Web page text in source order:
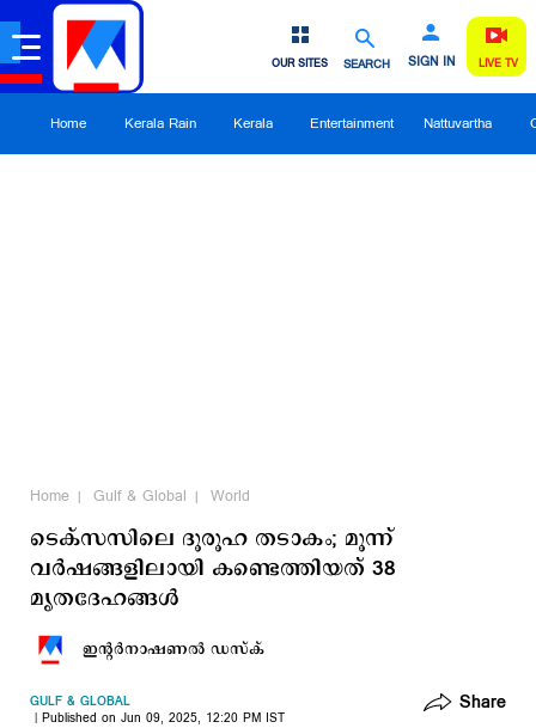
SEARCH SIGN IN
OUR SITES LIVE TV
Home Kerala Rain Kerala Entertainment Nattuvartha
Home Gulf & Global World
ടെക്സസിലെ ദൂരൂഹ തടാകം; മൂന്ന്
വര്‍ഷങ്ങളിലായി കണ്ടെത്തിയത് 38
മൃതദേഹങ്ങള്‍
ഇന്‍റര്‍നാഷണല്‍ ഡസ്ക്
GULF & GLOBAL
Published on Jun 09, 2025, 12:20 PM IST
Share